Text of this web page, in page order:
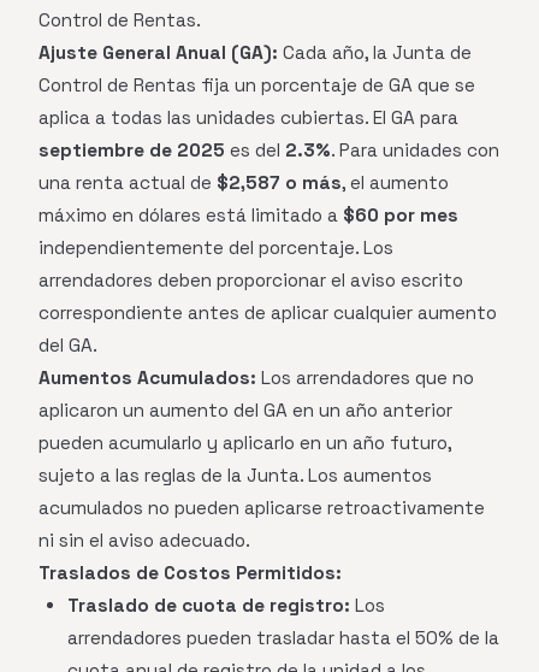
Control de Rentas.
Ajuste General Anual (GA): Cada año, la Junta de
Control de Rentas fija un porcentaje de GA que se
aplica a todas las unidades cubiertas. El GA para
septiembre de 2025 es del 2.3%. Para unidades con
una renta actual de $2,587 o más, el aumento
máximo en dólares está limitado a $60 por mes
independientemente del porcentaje. Los
arrendadores deben proporcionar el aviso escrito
correspondiente antes de aplicar cualquier aumento
del GA.
Aumentos Acumulados: Los arrendadores que no
aplicaron un aumento del GA en un año anterior
pueden acumularlo y aplicarlo en un año futuro,
sujeto a las reglas de la Junta. Los aumentos
acumulados no pueden aplicarse retroactivamente
ni sin el aviso adecuado.
Traslados de Costos Permitidos:
Traslado de cuota de registro: Los
arrendadores pueden trasladar hasta el 50% de la